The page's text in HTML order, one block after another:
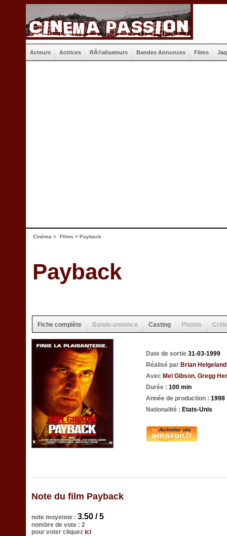
Acteurs Actrices RÃ©alisateurs Bandes Annonces Films
Cinéma > Films > Payback
Payback
Fiche complète Bande-annonce Casting Photos
Date de sortie 31-03-1999
Réalisé par Brian Helgeland
Avec Mel Gibson, Gregg
Durée : 100 min
Année de production : 1998
Nationalité : Etats-Unis
Note du film Payback
note moyenne : 3.50 / 5
nombre de vote : 2
pour voter cliquez ici